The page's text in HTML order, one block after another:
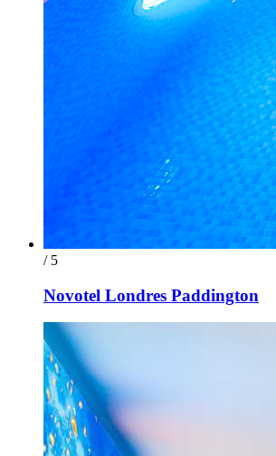
/ 5
Novotel Londres Paddington